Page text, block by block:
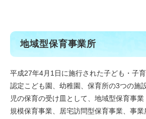
地域型保育事業所
平成27年4月1日に施行された子ども・子育
認定こども園、幼稚園、保育所の3つの施
児の保育の受け皿として、地域型保育事
規模保育事業、居宅訪問型保育事業、事